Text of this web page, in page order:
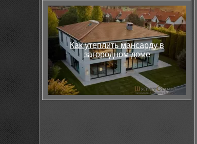
Как утеплить мансарду в
загородном доме